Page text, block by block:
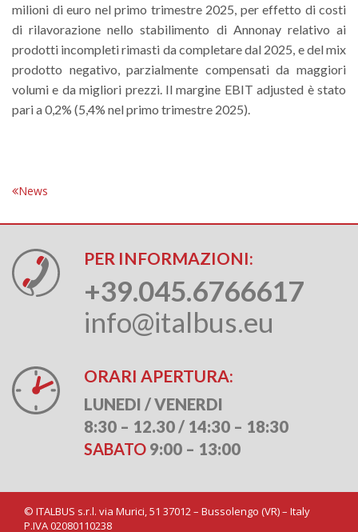
milioni di euro nel primo trimestre 2025, per effetto di costi
di rilavorazione nello stabilimento di Annonay relativo ai
prodotti incompleti rimasti da completare dal 2025, e del mix
prodotto negativo, parzialmente compensati da maggiori
volumi e da migliori prezzi. Il margine EBIT adjusted è stato
pari a 0,2% (5,4% nel primo trimestre 2025).
News
PER INFORMAZIONI:
+39.045.6766617
info@italbus.eu
ORARI APERTURA:
LUNEDI / VENERDI
8:30 – 12.30 / 14:30 – 18:30
SABATO 9:00 – 13:00
© ITALBUS s.r.l. via Murici, 51 37012 – Bussolengo (VR) – Italy
P.IVA 02080110238